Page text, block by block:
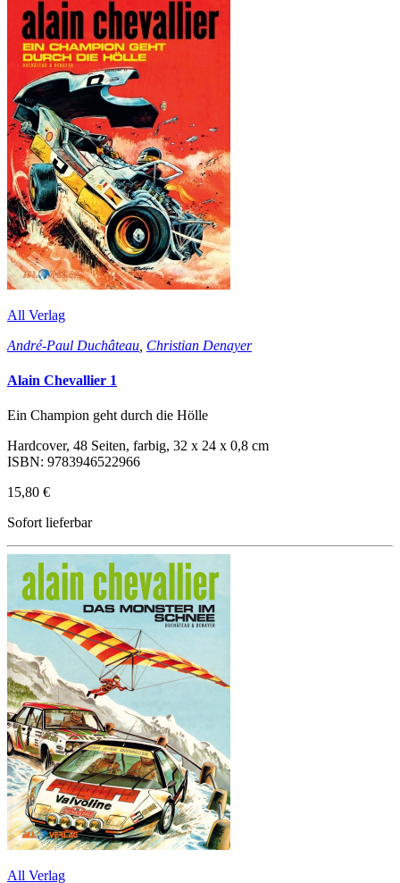
All Verlag
André-Paul Duchâteau Christian Denayer
Alain Chevallier 1
Ein Champion geht durch die Hölle
Hardcover, 48 Seiten, farbig, 32 x 24 x 0,8 cm
ISBN: 9783946522966
15,80 €
Sofort lieferbar
All Verlag